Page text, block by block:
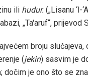
ili hudur. („Lisanu ‘l-
„Ta'aruf“, prijevod
broju
(jekin) sasvim je
dočim je ono što se